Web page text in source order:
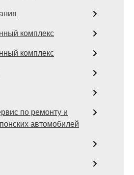
комплекс
комплекс
по ремонту и
автомобилей